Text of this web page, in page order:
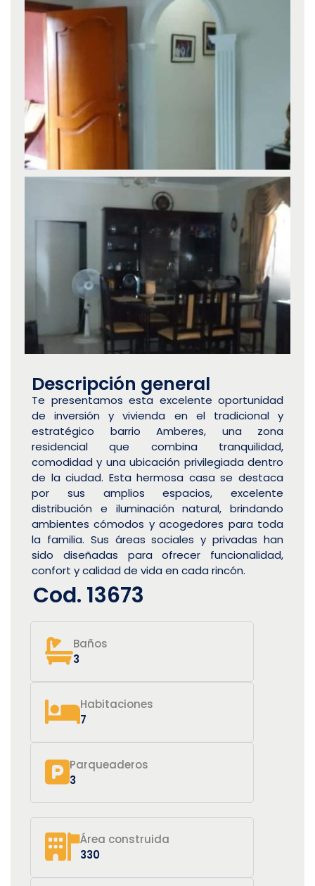
Descripción general
Te presentamos esta excelente oportunidad
de inversión y vivienda en el tradicional y
estratégico barrio Amberes, una zona
residencial que combina tranquilidad,
comodidad y una ubicación privilegiada dentro
de la ciudad. Esta hermosa casa se destaca
por sus amplios espacios, excelente
distribución e iluminación natural, brindando
ambientes cómodos y acogedores para toda
la familia. Sus áreas sociales y privadas han
sido diseñadas para ofrecer funcionalidad,
confort y calidad de vida en cada rincón.
Cod. 13673
Baños
3
Habitaciones
7
Parqueaderos
3
Área construida
330